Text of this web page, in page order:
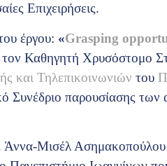
Επιχειρήσεις.
έργου: «Grasping
Καθηγητή Χρυσόστομο
και Τηλεπικοινωνιών του
Συνέδριο παρουσίασης
Μισέλ Ασημακοπούλου